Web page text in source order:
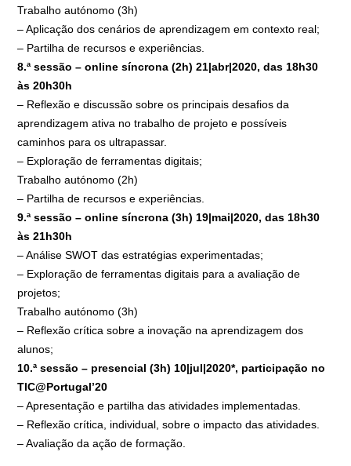
Trabalho autónomo (3h)
– Aplicação dos cenários de aprendizagem em contexto real;
– Partilha de recursos e experiências.
8.ª sessão – online síncrona (2h) 21|abr|2020, das 18h30
às 20h30h
– Reflexão e discussão sobre os principais desafios da
aprendizagem ativa no trabalho de projeto e possíveis
caminhos para os ultrapassar.
– Exploração de ferramentas digitais;
Trabalho autónomo (2h)
– Partilha de recursos e experiências.
9.ª sessão – online síncrona (3h) 19|mai|2020, das 18h30
às 21h30h
– Análise SWOT das estratégias experimentadas;
– Exploração de ferramentas digitais para a avaliação de
projetos;
Trabalho autónomo (3h)
– Reflexão crítica sobre a inovação na aprendizagem dos
alunos;
10.ª sessão – presencial (3h) 10|jul|2020*, participação no
TIC@Portugal’20
– Apresentação e partilha das atividades implementadas.
– Reflexão crítica, individual, sobre o impacto das atividades.
– Avaliação da ação de formação.